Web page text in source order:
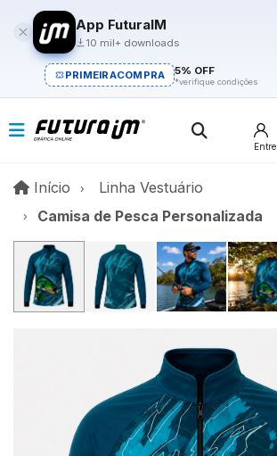
App FuturaIM
10 mil+ downloads
PRIMEIRACOMPRA 5% OFF
*verifique condições
Entre
Início InícioLinha Vestuário
Camisa de Pesca Personalizada